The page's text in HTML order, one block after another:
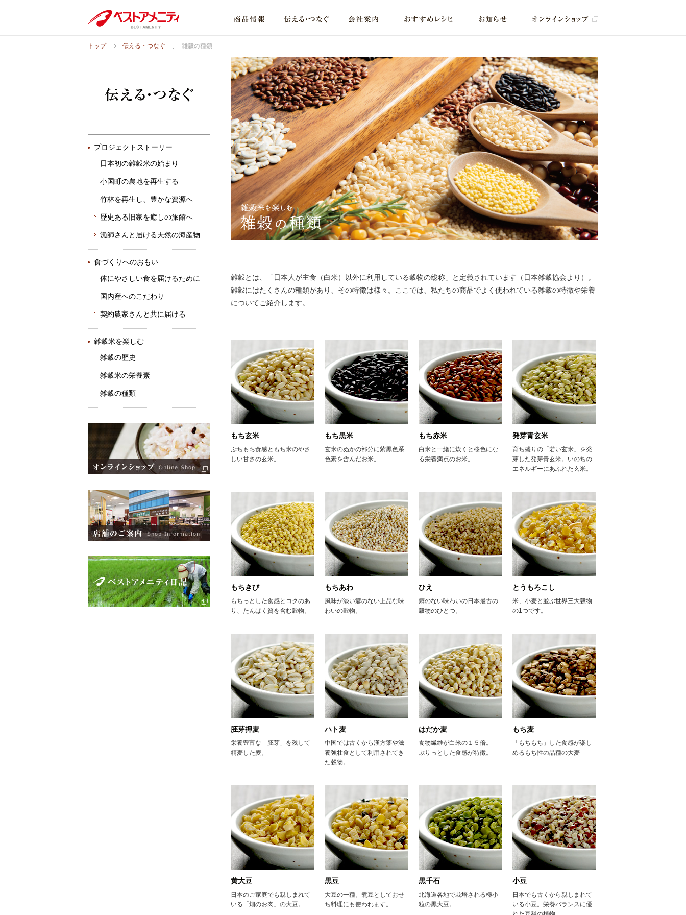
トップ 伝える・つなぐ 雑穀の種類
雑穀とは、「日本人が主食（白米）以外に利用している穀物の総称」と定義されています（日本雑穀協会より）。
雑穀にはたくさんの種類があり、その特徴は様々。ここでは、私たちの商品でよく使われている雑穀の特徴や栄養
についてご紹介します。
もち玄米
ぷちもち食感ともち米のやさ
しい甘さの玄米。
もち黒米
玄米のぬかの部分に紫黒色系
色素を含んだお米。
もち赤米
白米と一緒に炊くと桜色にな
る栄養満点のお米。
発芽青玄米
育ち盛りの「若い玄米」を発
芽した発芽青玄米。いのちの
エネルギーにあふれた玄米。
もちきび
もちっとした食感とコクのあ
り、たんぱく質を含む穀物。
もちあわ
風味が淡い癖のない上品な味
わいの穀物。
ひえ
癖のない味わいの日本最古の
穀物のひとつ。
とうもろこし
米、小麦と並ぶ世界三大穀物
の1つです。
胚芽押麦
栄養豊富な「胚芽」を残して
精麦した麦。
ハト麦
中国では古くから漢方薬や滋
養強壮食として利用されてき
た穀物。
はだか麦
食物繊維が白米の１５倍。
ぷりっとした食感が特徴。
もち麦
「もちもち」した食感が楽し
めるもち性の品種の大麦
黄大豆
日本のご家庭でも親しまれて
いる「畑のお肉」の大豆。
黒豆
大豆の一種。煮豆としておせ
ち料理にも使われます。
黒千石
北海道各地で栽培される極小
粒の黒大豆。
小豆
日本でも古くから親しまれて
いる小豆。栄養バランスに優
プロジェクトストーリー
日本初の雑穀米の始まり
小国町の農地を再生する
竹林を再生し、豊かな資源へ
歴史ある旧家を癒しの旅館へ
漁師さんと届ける天然の海産物
食づくりへのおもい
体にやさしい食を届けるために
国内産へのこだわり
契約農家さんと共に届ける
雑穀米を楽しむ
雑穀の歴史
雑穀米の栄養素
雑穀の種類